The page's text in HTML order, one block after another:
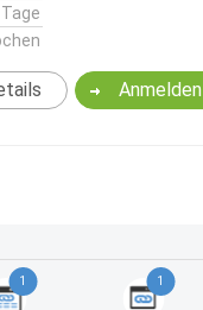
Anmelden
1 1